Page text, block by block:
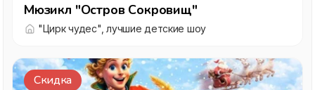
Мюзикл "Остров Сокровищ"
"Цирк чудес", лучшие детские шоу
Скидка